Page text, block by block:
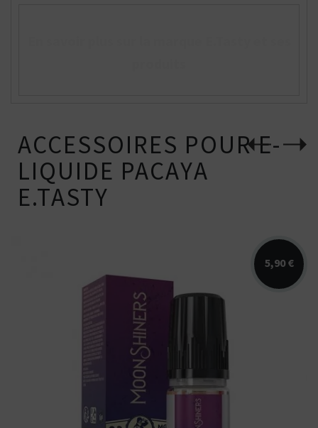
ACCESSOIRES POUR E-
LIQUIDE PACAYA
E.TASTY
5,90 €
Arômes : raisin, myrtille, fraicheur. E-